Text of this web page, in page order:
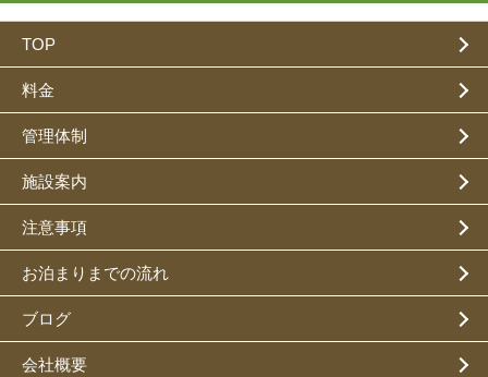
TOP
料金
管理体制
施設案内
注意事項
お泊まりまでの流れ
ブログ
会社概要